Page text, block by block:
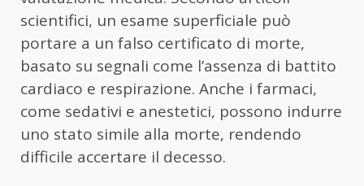
scientifici, un esame superficiale può
portare a un falso certificato di morte,
basato su segnali come l’assenza di battito
cardiaco e respirazione. Anche i farmaci,
come sedativi e anestetici, possono indurre
uno stato simile alla morte, rendendo
difficile accertare il decesso.